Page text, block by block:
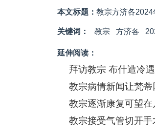
本文标题： 教宗方济各
关键词： 教宗 方济各
延伸阅读：
拜访教宗 布什遭冷遇
教宗病情新闻让梵
教宗逐渐康复可望
教宗接受气管切开手